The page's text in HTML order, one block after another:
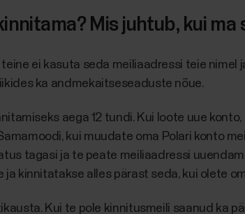
Mis juhtub, kui ma
ei kasuta seda meiliaadressi teie
ka andmekaitseseaduste nõue.
aega 12 tundi. Kui loote uue
kui muudate oma Polari konto
tagasi ja te peate meiliaadressi
ja kinnitatakse alles pärast seda, kui olete
Kui te pole kinnitusmeili saanud ka